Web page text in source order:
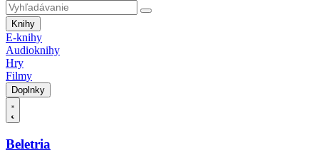
Knihy
E-knihy
Audioknihy
Hry
Filmy
Doplnky
Beletria